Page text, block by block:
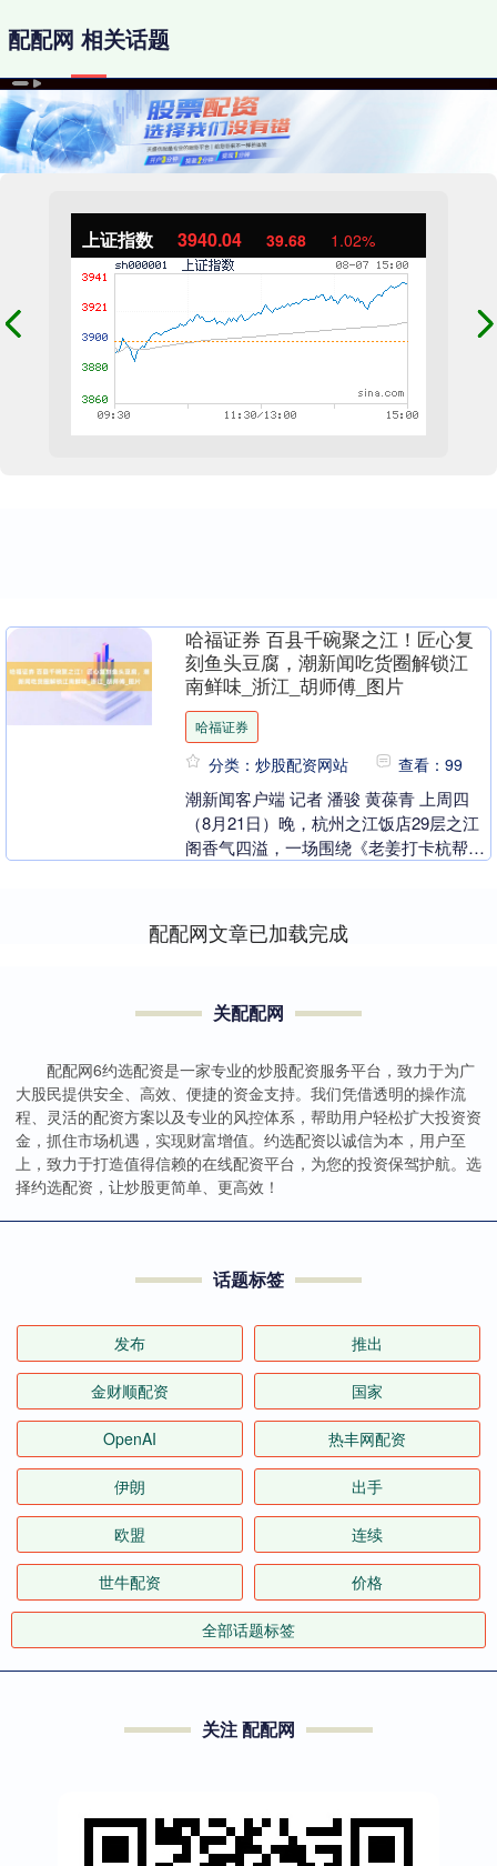
上证指数 3940.04 39.68 1.02%
配配网 相关话题
哈福证券 百县千碗聚之江！匠心复
刻鱼头豆腐，潮新闻吃货圈解锁江
南鲜味_浙江_胡师傅_图片
哈福证券
分类：炒股配资网站 查看：99
潮新闻客户端 记者 潘骏 黄葆青 上周四
（8月21日）晚，杭州之江饭店29层之江
阁香气四溢，一场围绕《老姜打卡杭帮
配配网文章已加载完成
关配配网
配配网6约选配资是一家专业的炒股配资服务平台，致力于为广
大股民提供安全、高效、便捷的资金支持。我们凭借透明的操作流
程、灵活的配资方案以及专业的风控体系，帮助用户轻松扩大投资资
金，抓住市场机遇，实现财富增值。约选配资以诚信为本，用户至
上，致力于打造值得信赖的在线配资平台，为您的投资保驾护航。选
择约选配资，让炒股更简单、更高效！
话题标签
发布 推出
金财顺配资 国家
OpenAI 热丰网配资
伊朗 出手
欧盟 连续
世牛配资 价格
全部话题标签
关注 配配网